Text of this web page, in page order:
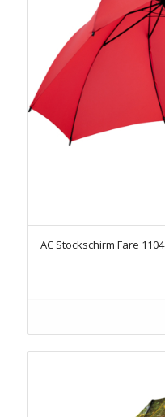
AC Stockschirm Fare 1104